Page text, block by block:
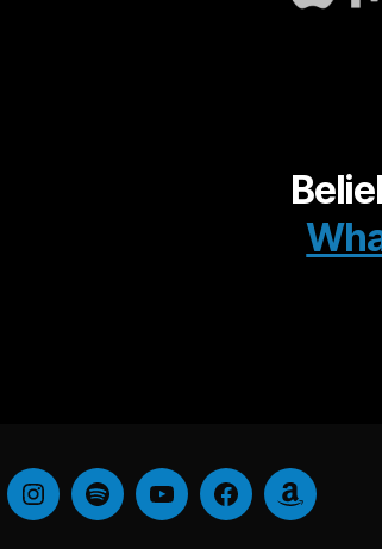
InstagramSpotifyYouTubeFacebookAmazon